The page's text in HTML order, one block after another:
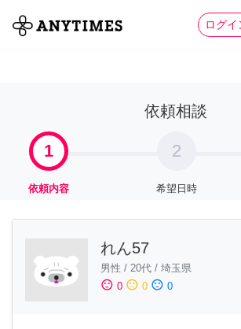
ログイ
全て 家事
依頼相談
1
依頼内容
2
希望日時
れん57
男性 / 20代 / 埼玉県
sentiment_satisfied 0 sentiment_neutral 0 sentiment_dissatisfied 0